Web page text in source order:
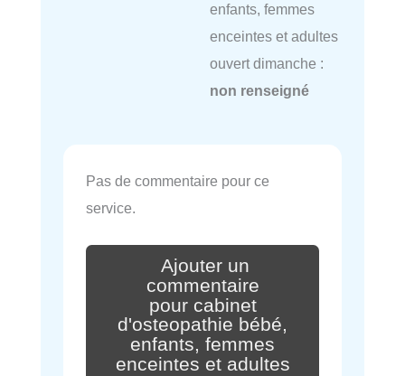
enfants, femmes
enceintes et adultes
ouvert dimanche :
non renseigné
Pas de commentaire pour ce
service.
Ajouter un
commentaire
pour cabinet
d'osteopathie bébé,
enfants, femmes
enceintes et adultes